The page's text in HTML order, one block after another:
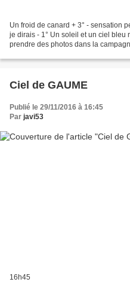
Un froid de canard + 3° - sensation
je dirais - 1° Un soleil et un ciel bleu
prendre des photos dans la
Ciel de GAUME
Publié le 29/11/2016 à 16:45
Par javi53
16h45